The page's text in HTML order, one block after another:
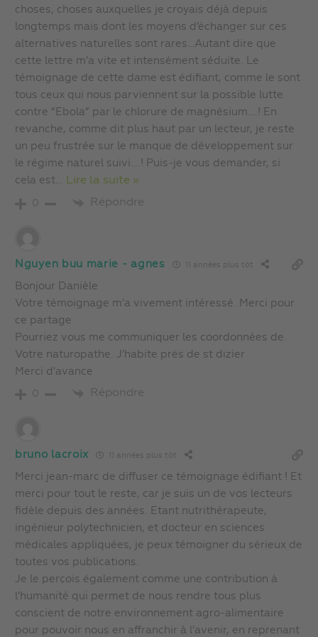
choses, choses auxquelles je croyais déjà depuis
longtemps mais dont les moyens d’échanger sur ces
alternatives naturelles sont rares…Autant dire que
cette lettre m’a vite et intensément séduite. Le
témoignage de cette dame est édifiant, comme le sont
tous ceux qui nous parviennent sur la possible lutte
contre “Ebola” par le chlorure de magnésium….! En
revanche, comme dit plus haut par un lecteur, je reste
un peu frustrée sur le manque de développement sur
le régime naturel suivi….! Puis-je vous demander, si
cela est… Lire la suite »
0 Répondre
Nguyen buu marie - agnes 11 années plus tôt
Bonjour Danièle
Votre tèmoignage m’a vivement intéressé. Merci pour
ce partage
Pourriez vous me communiquer les coordonnèes de.
Votre naturopathe. J’habite prës de st dizier
Merci d’avance
0 Répondre
bruno lacroix 11 années plus tôt
Merci jean-marc de diffuser ce témoignage édifiant ! Et
merci pour tout le reste, car je suis un de vos lecteurs
fidèle depuis des années. Etant nutrithérapeute,
ingénieur polytechnicien, et docteur en sciences
médicales appliquées, je peux témoigner du sérieux de
toutes vos publications.
Je le perçois également comme une contribution à
l’humanité qui permet de nous rendre tous plus
conscient de notre environnement agro-alimentaire
pour pouvoir nous en affranchir à l’avenir, en reprenant